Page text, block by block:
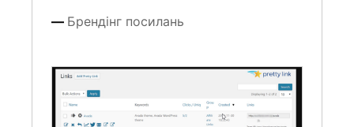
Брендінг посилань